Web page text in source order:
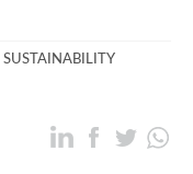
SUSTAINABILITY